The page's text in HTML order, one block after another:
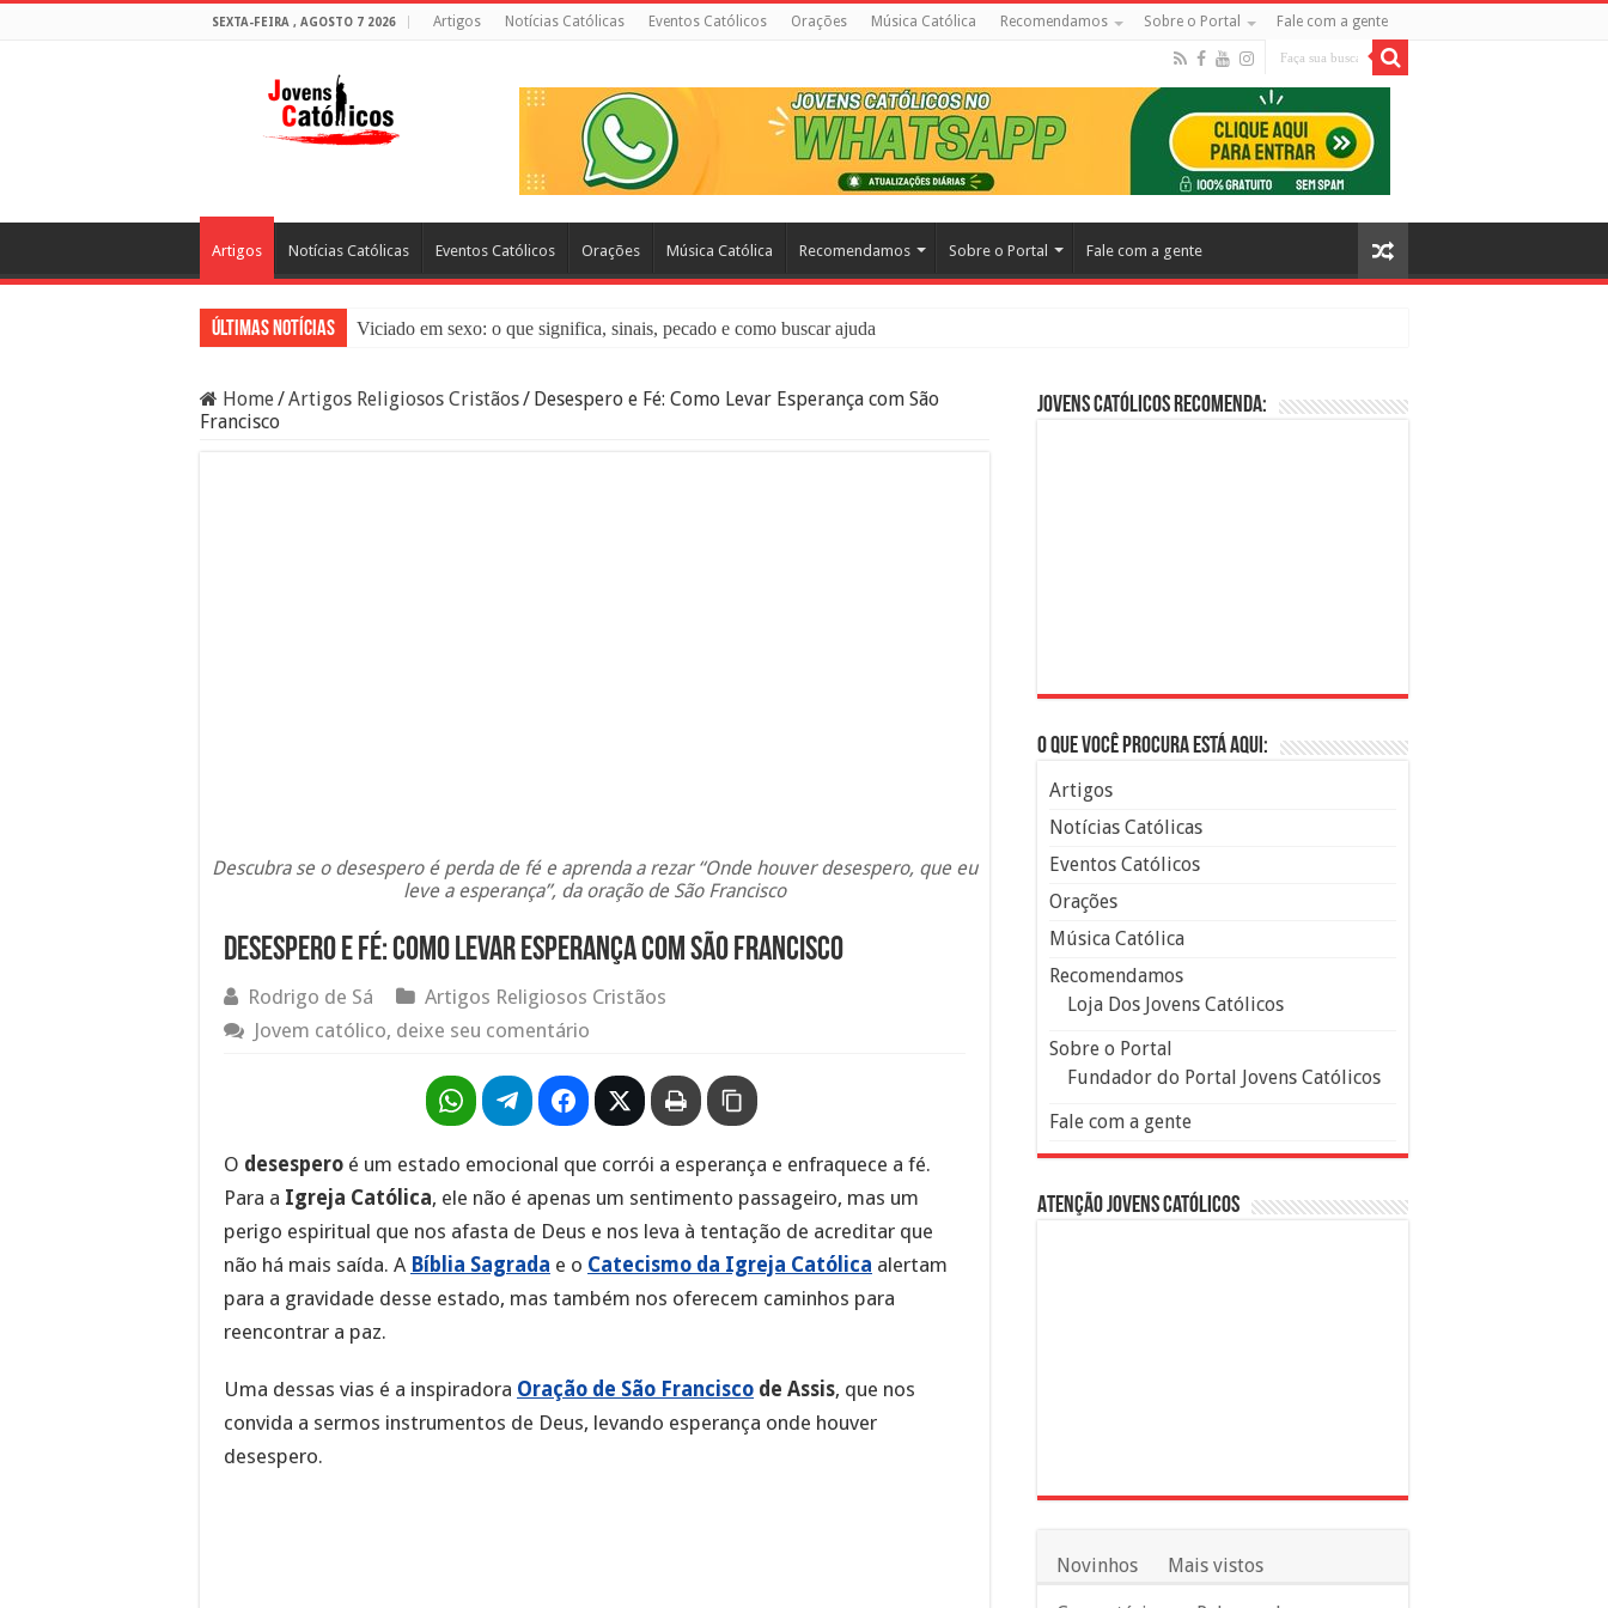
SEXTA-FEIRA , AGOSTO 7 2026 Artigos Notícias Católicas Eventos Católicos Orações Música Católica Recomendamos Sobre o Portal Fale com a gente
Artigos Notícias Católicas Eventos Católicos Orações Música Católica Recomendamos Sobre o Portal Fale com a gente
Últimas Notícias
Viciado em sexo: o que significa, sinais, pecado e como buscar ajuda
Filme Sagrado Coração – Seu Reino Não Terá Fim: O Documentário Que Vai Tocar os Católicos no Cinema
Home/Artigos Religiosos Cristãos/ Desespero e Fé: Como Levar Esperança com São
Francisco
Descubra se o desespero é perda de fé e aprenda a rezar “Onde houver desespero, que eu
leve a esperança”, da oração de São Francisco
Desespero e Fé: Como Levar Esperança com São Francisco
Rodrigo de Sá
Artigos Religiosos Cristãos
Jovem católico, deixe seu comentário
O desespero é um estado emocional que corrói a esperança e enfraquece a fé.
Para a Igreja Católica, ele não é apenas um sentimento passageiro, mas um
perigo espiritual que nos afasta de Deus e nos leva à tentação de acreditar que
não há mais saída. A Bíblia Sagrada e o Catecismo da Igreja Católica alertam
para a gravidade desse estado, mas também nos oferecem caminhos para
reencontrar a paz.
Uma dessas vias é a inspiradora Oração de São Francisco de Assis, que nos
convida a sermos instrumentos de Deus, levando esperança onde houver
desespero.
Jovens Católicos Recomenda:
O que você procura está aqui:
Artigos
Notícias Católicas
Eventos Católicos
Orações
Música Católica
Recomendamos
Loja Dos Jovens Católicos
Sobre o Portal
Fundador do Portal Jovens Católicos
Fale com a gente
Atenção Jovens Católicos
Novinhos Mais vistos